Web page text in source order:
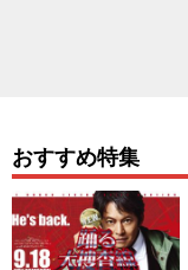
おすすめ特集